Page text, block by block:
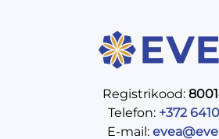
Registrikood:
Telefon: +372
E-mail: